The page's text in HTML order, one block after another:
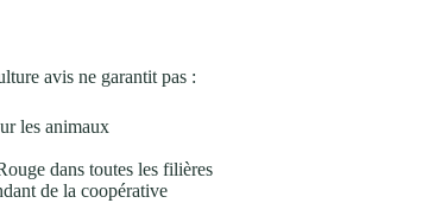
avis ne garantit pas :
les animaux
dans toutes les filières
de la coopérative